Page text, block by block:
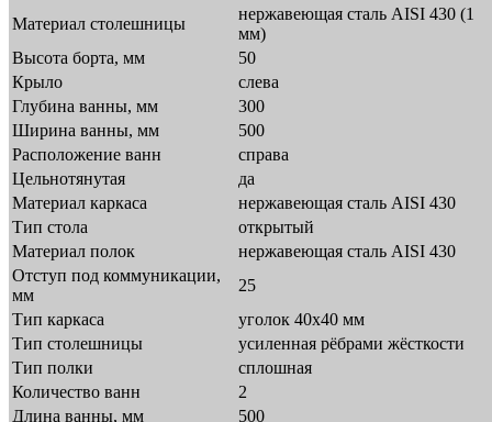
Материал столешницы
нержавеющая сталь AISI 430 (1
мм)
Высота борта, мм
50
Крыло
слева
Глубина ванны, мм
300
Ширина ванны, мм
500
Расположение ванн
справа
Цельнотянутая
да
Материал каркаса
нержавеющая сталь AISI 430
Тип стола
открытый
Материал полок
нержавеющая сталь AISI 430
Отступ под коммуникации,
мм
25
Тип каркаса
уголок 40х40 мм
Тип столешницы
усиленная рёбрами жёсткости
Тип полки
сплошная
Количество ванн
2
Длина ванны, мм
500